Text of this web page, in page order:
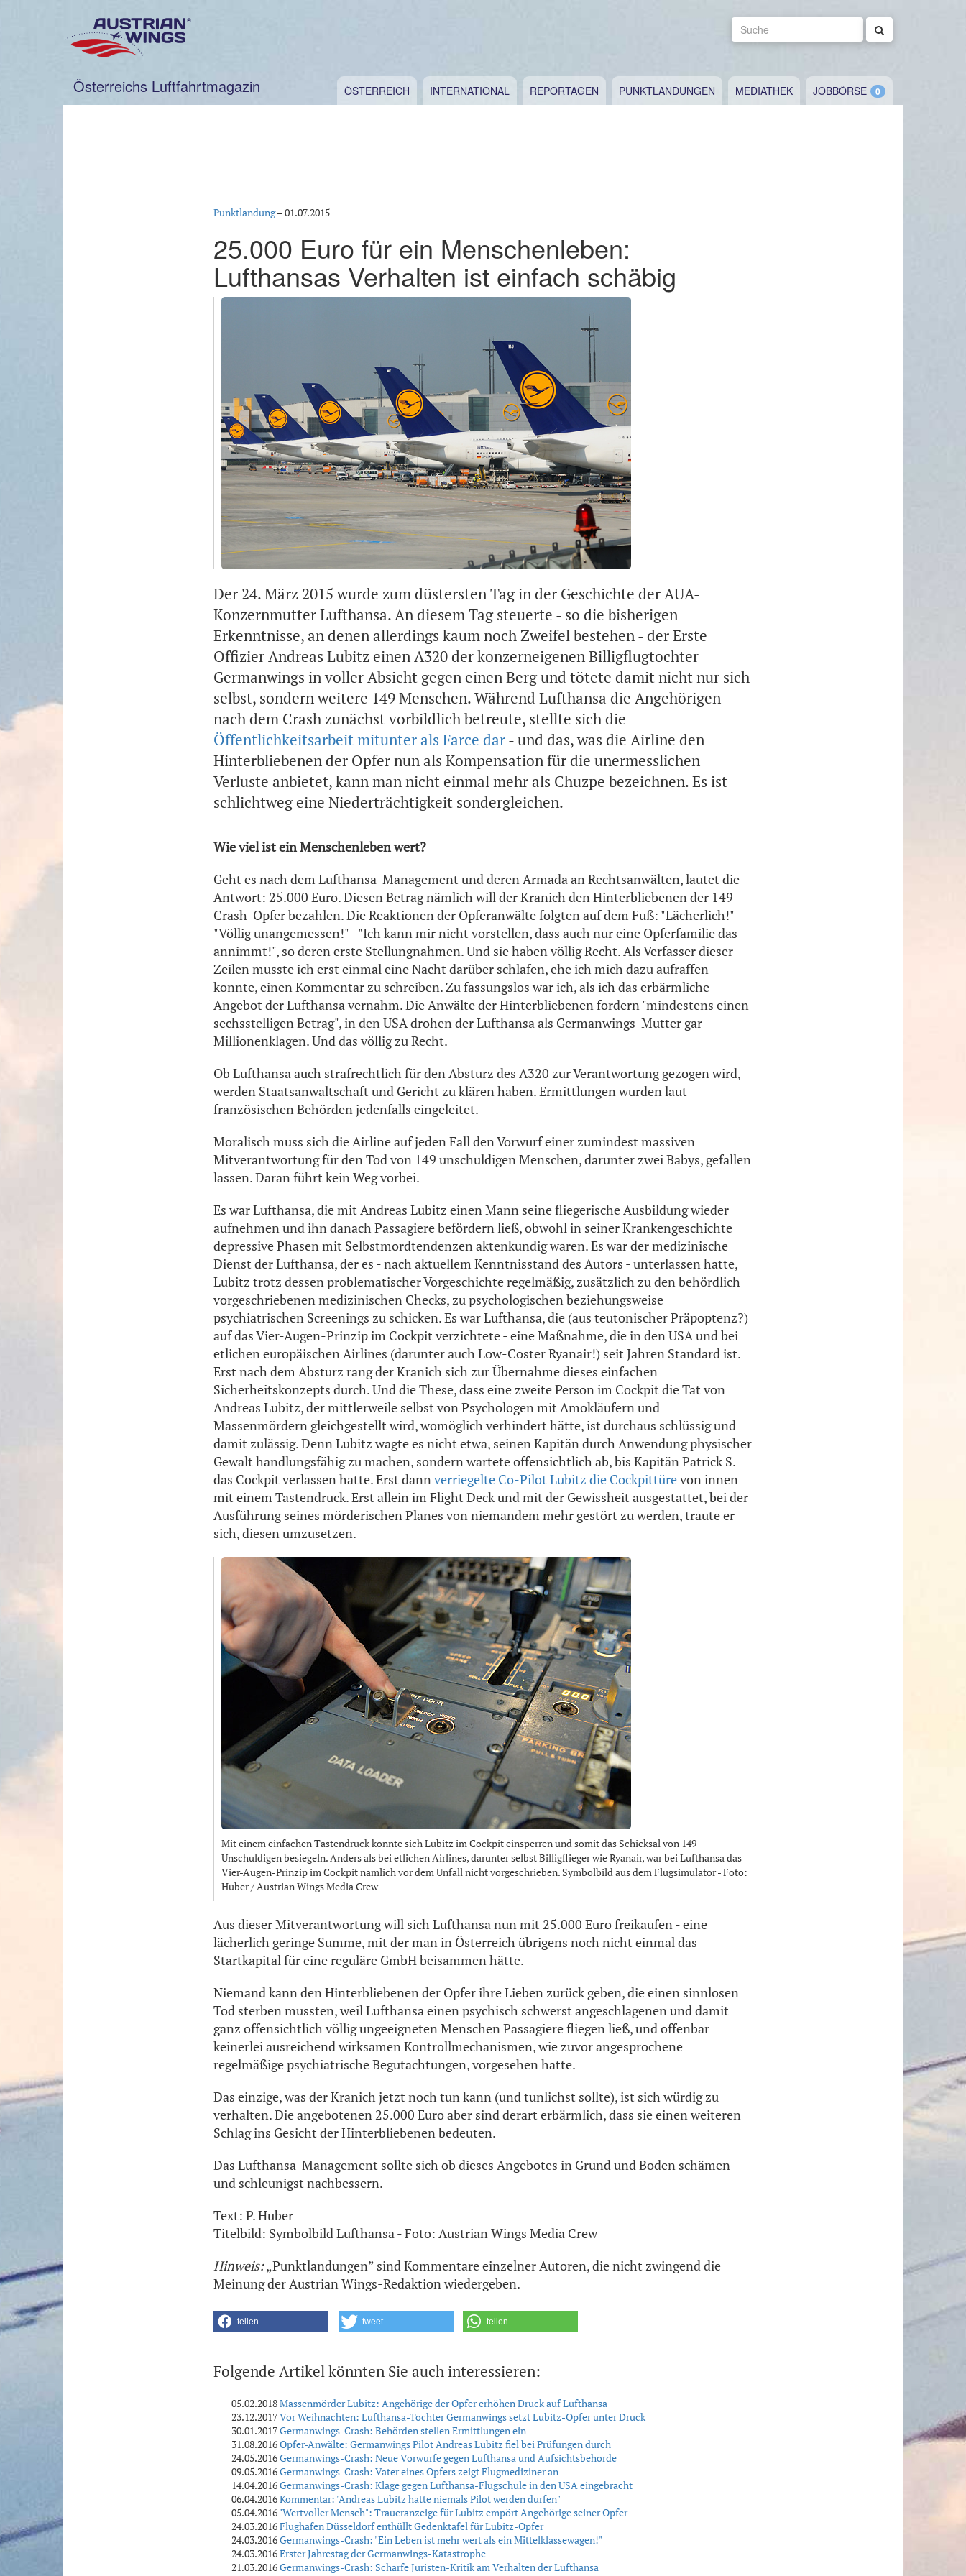
Suche
Österreichs Luftfahrtmagazin ÖSTERREICH INTERNATIONAL REPORTAGEN PUNKTLANDUNGEN MEDIATHEK JOBBÖRSE
Punktlandung–01.07.2015
25.000 Euro für ein Menschenleben:
Lufthansas Verhalten ist einfach schäbig
Der 24. März 2015 wurde zum düstersten Tag in der Geschichte der AUA-
Konzernmutter Lufthansa. An diesem Tag steuerte - so die bisherigen
Erkenntnisse, an denen allerdings kaum noch Zweifel bestehen - der Erste
Offizier Andreas Lubitz einen A320 der konzerneigenen Billigflugtochter
Germanwings in voller Absicht gegen einen Berg und tötete damit nicht nur sich
selbst, sondern weitere 149 Menschen. Während Lufthansa die Angehörigen
nach dem Crash zunächst vorbildlich betreute, stellte sich die
Öffentlichkeitsarbeit mitunter als Farce dar- und das, was die Airline den
Hinterbliebenen der Opfer nun als Kompensation für die unermesslichen
Verluste anbietet, kann man nicht einmal mehr als Chuzpe bezeichnen. Es ist
schlichtweg eine Niederträchtigkeit sondergleichen.
Wie viel ist ein Menschenleben wert?
Geht es nach dem Lufthansa-Management und deren Armada an Rechtsanwälten, lautet die
Antwort: 25.000 Euro. Diesen Betrag nämlich will der Kranich den Hinterbliebenen der 149
Crash-Opfer bezahlen. Die Reaktionen der Opferanwälte folgten auf dem Fuß: "Lächerlich!" -
"Völlig unangemessen!" - "Ich kann mir nicht vorstellen, dass auch nur eine Opferfamilie das
annimmt!", so deren erste Stellungnahmen. Und sie haben völlig Recht. Als Verfasser dieser
Zeilen musste ich erst einmal eine Nacht darüber schlafen, ehe ich mich dazu aufraffen
konnte, einen Kommentar zu schreiben. Zu fassungslos war ich, als ich das erbärmliche
Angebot der Lufthansa vernahm. Die Anwälte der Hinterbliebenen fordern "mindestens einen
sechsstelligen Betrag", in den USA drohen der Lufthansa als Germanwings-Mutter gar
Millionenklagen. Und das völlig zu Recht.
Ob Lufthansa auch strafrechtlich für den Absturz des A320 zur Verantwortung gezogen wird,
werden Staatsanwaltschaft und Gericht zu klären haben. Ermittlungen wurden laut
französischen Behörden jedenfalls eingeleitet.
Moralisch muss sich die Airline auf jeden Fall den Vorwurf einer zumindest massiven
Mitverantwortung für den Tod von 149 unschuldigen Menschen, darunter zwei Babys, gefallen
lassen. Daran führt kein Weg vorbei.
Es war Lufthansa, die mit Andreas Lubitz einen Mann seine fliegerische Ausbildung wieder
aufnehmen und ihn danach Passagiere befördern ließ, obwohl in seiner Krankengeschichte
depressive Phasen mit Selbstmordtendenzen aktenkundig waren. Es war der medizinische
Dienst der Lufthansa, der es - nach aktuellem Kenntnisstand des Autors - unterlassen hatte,
Lubitz trotz dessen problematischer Vorgeschichte regelmäßig, zusätzlich zu den behördlich
vorgeschriebenen medizinischen Checks, zu psychologischen beziehungsweise
psychiatrischen Screenings zu schicken. Es war Lufthansa, die (aus teutonischer Präpoptenz?)
auf das Vier-Augen-Prinzip im Cockpit verzichtete - eine Maßnahme, die in den USA und bei
etlichen europäischen Airlines (darunter auch Low-Coster Ryanair!) seit Jahren Standard ist.
Erst nach dem Absturz rang der Kranich sich zur Übernahme dieses einfachen
Sicherheitskonzepts durch. Und die These, dass eine zweite Person im Cockpit die Tat von
Andreas Lubitz, der mittlerweile selbst von Psychologen mit Amokläufern und
Massenmördern gleichgestellt wird, womöglich verhindert hätte, ist durchaus schlüssig und
damit zulässig. Denn Lubitz wagte es nicht etwa, seinen Kapitän durch Anwendung physischer
Gewalt handlungsfähig zu machen, sondern wartete offensichtlich ab, bis Kapitän Patrick S.
das Cockpit verlassen hatte. Erst dannverriegelte Co-Pilot Lubitz die Cockpittürevon innen
mit einem Tastendruck. Erst allein im Flight Deck und mit der Gewissheit ausgestattet, bei der
Ausführung seines mörderischen Planes von niemandem mehr gestört zu werden, traute er
sich, diesen umzusetzen.
Mit einem einfachen Tastendruck konnte sich Lubitz im Cockpit einsperren und somit das Schicksal von 149
Unschuldigen besiegeln. Anders als bei etlichen Airlines, darunter selbst Billigflieger wie Ryanair, war bei Lufthansa das
Vier-Augen-Prinzip im Cockpit nämlich vor dem Unfall nicht vorgeschrieben. Symbolbild aus dem Flugsimulator - Foto:
Huber / Austrian Wings Media Crew
Aus dieser Mitverantwortung will sich Lufthansa nun mit 25.000 Euro freikaufen - eine
lächerlich geringe Summe, mit der man in Österreich übrigens noch nicht einmal das
Startkapital für eine reguläre GmbH beisammen hätte.
Niemand kann den Hinterbliebenen der Opfer ihre Lieben zurück geben, die einen sinnlosen
Tod sterben mussten, weil Lufthansa einen psychisch schwerst angeschlagenen und damit
ganz offensichtlich völlig ungeeigneten Menschen Passagiere fliegen ließ, und offenbar
keinerlei ausreichend wirksamen Kontrollmechanismen, wie zuvor angesprochene
regelmäßige psychiatrische Begutachtungen, vorgesehen hatte.
Das einzige, was der Kranich jetzt noch tun kann (und tunlichst sollte), ist sich würdig zu
verhalten. Die angebotenen 25.000 Euro aber sind derart erbärmlich, dass sie einen weiteren
Schlag ins Gesicht der Hinterbliebenen bedeuten.
Das Lufthansa-Management sollte sich ob dieses Angebotes in Grund und Boden schämen
und schleunigst nachbessern.
Text: P. Huber
Titelbild: Symbolbild Lufthansa - Foto: Austrian Wings Media Crew
Hinweis:„Punktlandungen” sind Kommentare einzelner Autoren, die nicht zwingend die
Meinung der Austrian Wings-Redaktion wiedergeben.
teilen tweet teilen
Folgende Artikel könnten Sie auch interessieren:
05.02.2018Massenmörder Lubitz: Angehörige der Opfer erhöhen Druck auf Lufthansa
23.12.2017Vor Weihnachten: Lufthansa-Tochter Germanwings setzt Lubitz-Opfer unter Druck
30.01.2017Germanwings-Crash: Behörden stellen Ermittlungen ein
31.08.2016Opfer-Anwälte: Germanwings Pilot Andreas Lubitz fiel bei Prüfungen durch
24.05.2016Germanwings-Crash: Neue Vorwürfe gegen Lufthansa und Aufsichtsbehörde
09.05.2016Germanwings-Crash: Vater eines Opfers zeigt Flugmediziner an
14.04.2016Germanwings-Crash: Klage gegen Lufthansa-Flugschule in den USA eingebracht
06.04.2016Kommentar: "Andreas Lubitz hätte niemals Pilot werden dürfen"
05.04.2016"Wertvoller Mensch": Traueranzeige für Lubitz empört Angehörige seiner Opfer
24.03.2016Flughafen Düsseldorf enthüllt Gedenktafel für Lubitz-Opfer
24.03.2016Germanwings-Crash: "Ein Leben ist mehr wert als ein Mittelklassewagen!"
24.03.2016Erster Jahrestag der Germanwings-Katastrophe
21.03.2016Germanwings-Crash: Scharfe Juristen-Kritik am Verhalten der Lufthansa